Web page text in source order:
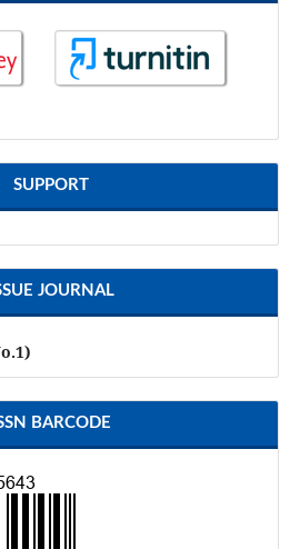
SUPPORT
JOURNAL
BARCODE